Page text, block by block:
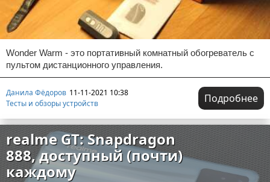
Wonder Warm - это портативный комнатный обогреватель с
пультом дистанционного управления.
Данила Фёдоров 11-11-2021 10:38
Тесты и обзоры устройств
Подробнее
realme GT: Snapdragon
888, доступный (почти)
каждому